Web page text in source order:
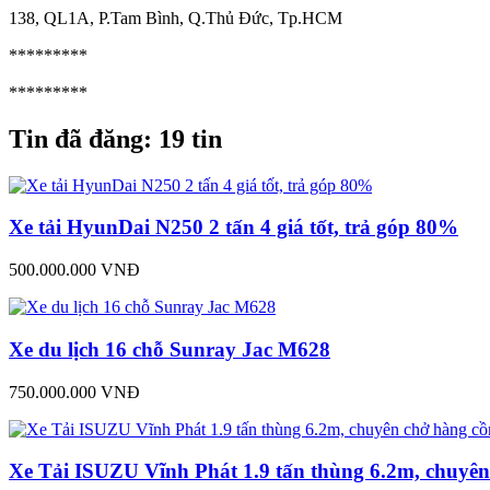
138, QL1A, P.Tam Bình, Q.Thủ Đức, Tp.HCM
*********
*********
Tin đã đăng: 19 tin
Xe tải HyunDai N250 2 tấn 4 giá tốt, trả góp 80%
500.000.000 VNĐ
Xe du lịch 16 chỗ Sunray Jac M628
750.000.000 VNĐ
Xe Tải ISUZU Vĩnh Phát 1.9 tấn thùng 6.2m,